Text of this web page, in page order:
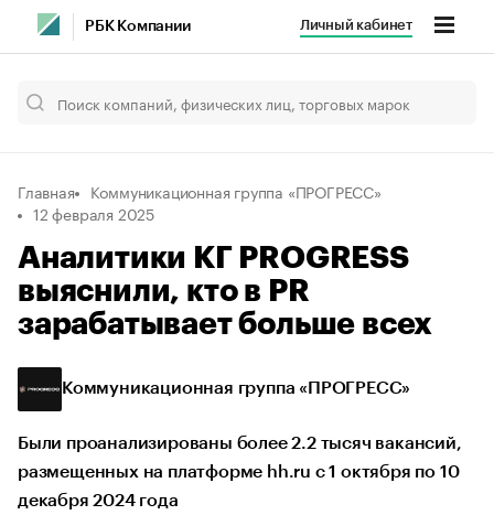
РБК Компании Личный кабинет
Главная
Коммуникационная группа «ПРОГРЕСС»
12 февраля 2025
Аналитики КГ PROGRESS
выяснили, кто в PR
зарабатывает больше всех
Коммуникационная группа «ПРОГРЕСС»
Были проанализированы более 2.2 тысяч вакансий,
размещенных на платформе hh.ru с 1 октября по 10
декабря 2024 года